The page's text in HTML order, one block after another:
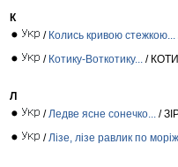
К
/ Колись кривою стежкою...
/ Котику-Воткотику... /
Л
/ Ледве ясне сонечко... /
/ Лізе, лізе равлик по